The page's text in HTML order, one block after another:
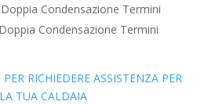
Condensazione Termini
Condensazione Termini
RICHIEDERE ASSISTENZA PER
LA TUA CALDAIA